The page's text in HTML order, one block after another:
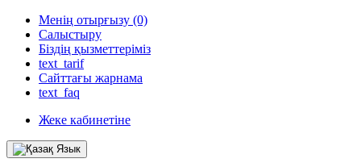
Менің отырғызу (0)
Салыстыру
Біздің қызметтеріміз
text_tarif
Сайттағы жарнама
text_faq
Жеке кабинетіне
Язык